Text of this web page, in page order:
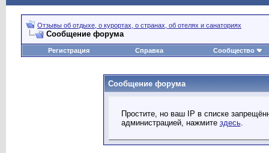
Отзывы об отдыхе, о курортах, о странах, об отелях и санаториях
Сообщение форума
Регистрация Справка Сообщество
Сообщение форума
Простите, но ваш IP в списке
администрацией, нажмите здесь.